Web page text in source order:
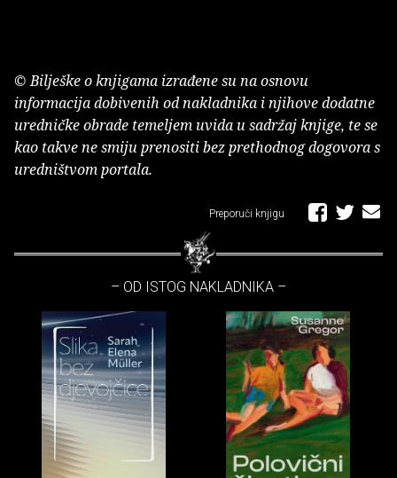
© Bilješke o knjigama izrađene su na osnovu
informacija dobivenih od nakladnika i njihove dodatne
uredničke obrade temeljem uvida u sadržaj knjige, te se
kao takve ne smiju prenositi bez prethodnog dogovora s
uredništvom portala.
Preporuči knjigu
– OD ISTOG NAKLADNIKA –